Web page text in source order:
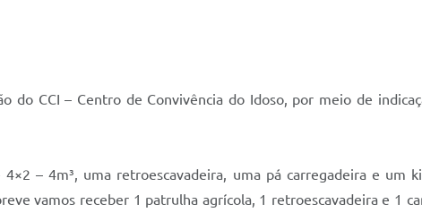
do CCI – Centro de Convivência do Idoso, por meio de
– 4m³, uma retroescavadeira, uma pá carregadeira e um
vamos receber 1 patrulha agrícola, 1 retroescavadeira e 1